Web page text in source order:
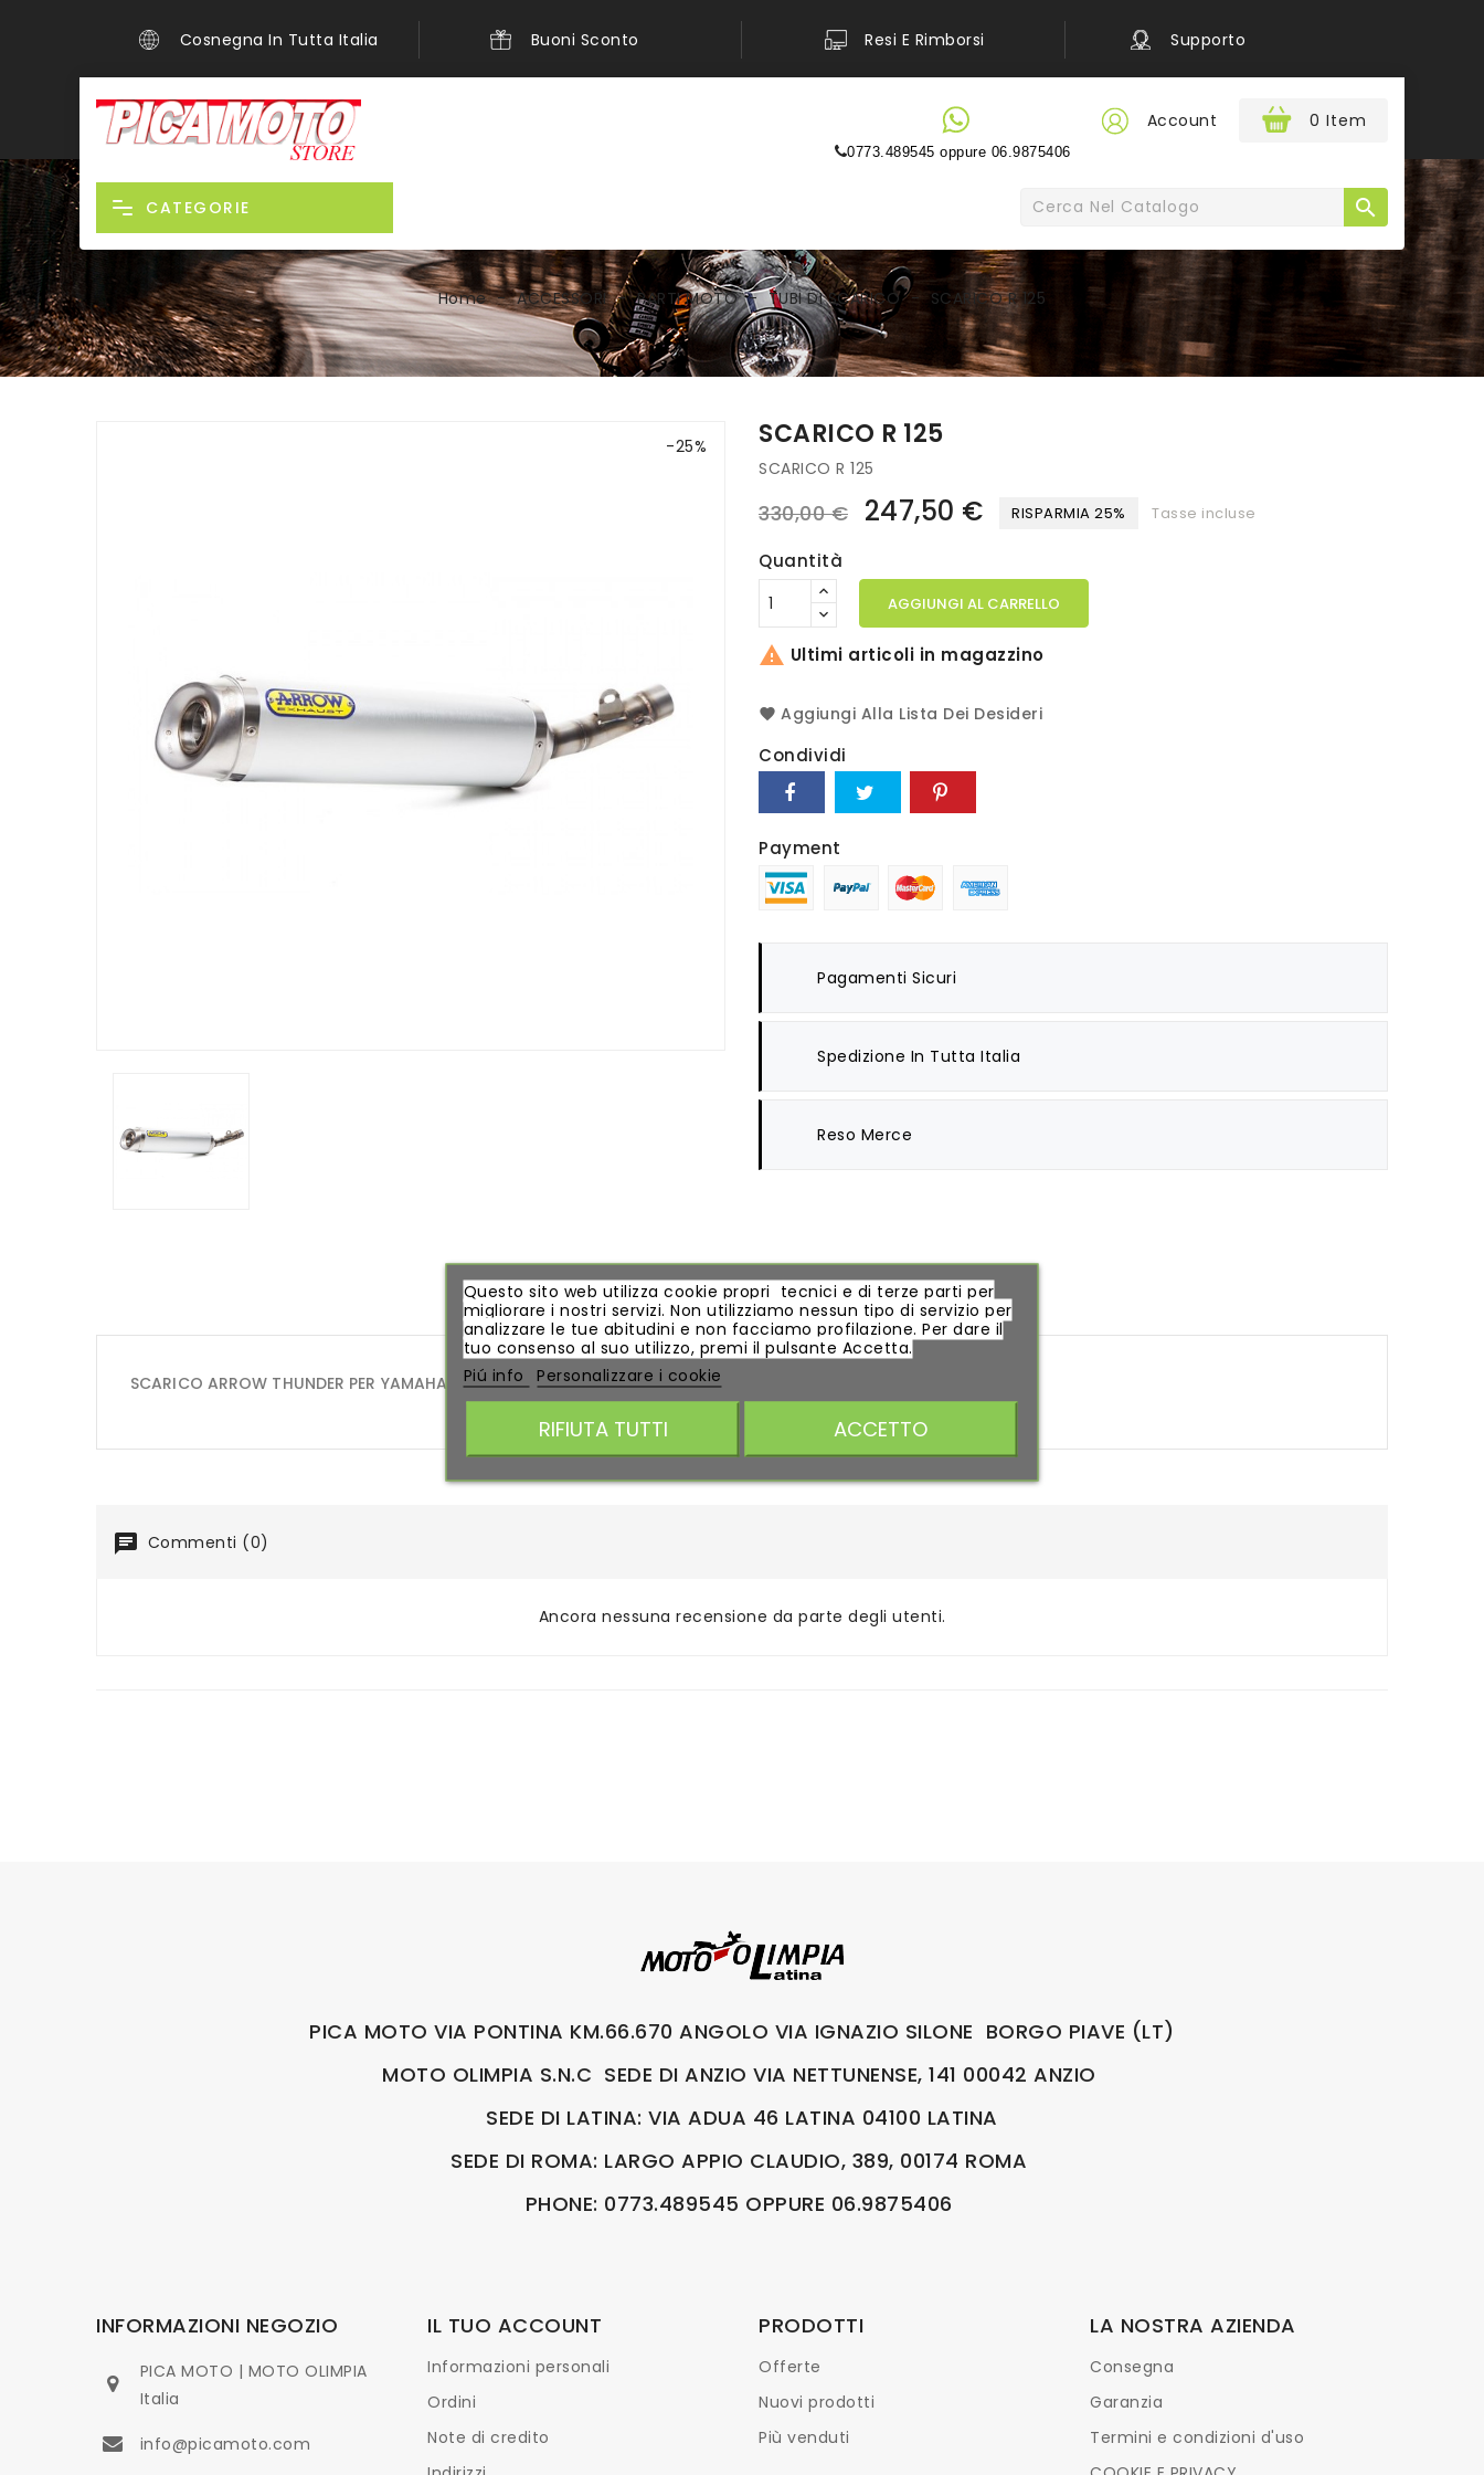
Cosnegna In Tutta Italia Buoni Sconto Resi E Rimborsi Supporto
0 Item
Account
0773.489545 oppure 06.9875406
CATEGORIE 
Home ACCESSORI PARTI MOTO TUBI DI SCARICO SCARICO R 125
-25% SCARICO R 125
SCARICO R 125
330,00 € 247,50 € RISPARMIA 25% Tasse incluse
Quantità
AGGIUNGI AL CARRELLO
 Ultimi articoli in magazzino
Aggiungi Alla Lista Dei Desideri
Condividi
Payment
Pagamenti Sicuri
Spedizione In Tutta Italia
Reso Merce
DESCRIZIONE DETTAGLI DEL PRODOTTO
SCARICO ARROW THUNDER PER YAMAHA R 125
Commenti (0)
Ancora nessuna recensione da parte degli utenti.
PICA MOTO VIA PONTINA KM.66.670 ANGOLO VIA IGNAZIO SILONE BORGO PIAVE (LT)
MOTO OLIMPIA S.N.C SEDE DI ANZIO VIA NETTUNENSE, 141 00042 ANZIO
SEDE DI LATINA: VIA ADUA 46 LATINA 04100 LATINA
SEDE DI ROMA: LARGO APPIO CLAUDIO, 389, 00174 ROMA
PHONE: 0773.489545 OPPURE 06.9875406
INFORMAZIONI NEGOZIO
PICA MOTO | MOTO OLIMPIA
Italia
info@picamoto.com
IL TUO ACCOUNT
Informazioni personali
Ordini
Note di credito
PRODOTTI
Offerte
Nuovi prodotti
Più venduti
LA NOSTRA AZIENDA
Consegna
Garanzia
Termini e condizioni d'uso
Questo sito web utilizza cookie propri tecnici e di terze parti per
migliorare i nostri servizi. Non utilizziamo nessun tipo di servizio per
analizzare le tue abitudini e non facciamo profilazione. Per dare il
tuo consenso al suo utilizzo, premi il pulsante Accetta.
Piú info
Personalizzare i cookie
RIFIUTA TUTTI ACCETTO